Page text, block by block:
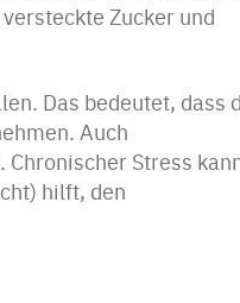
Zucker und
Das bedeutet, dass
Auch
Stress
hilft, den